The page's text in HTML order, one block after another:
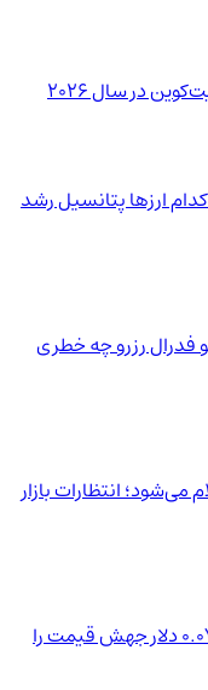
در سال 2026
ارزها پتانسیل رشد
رزرو چه خطری
انتظارات بازار
تحلیل قیمت دوج‌کوین؛ آیا عبور از ۰.۰۷۲ دلار جهش قیمت را